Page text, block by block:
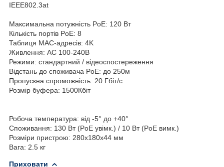
IEEE802.3at
Максимальна потужність PoE: 120 Вт
Кількість портів PoE: 8
Таблиця MAC-адресів: 4K
Живлення: AC 100-240В
Режими: стандартний / відеоспостереження
Відстань до споживача PoE: до 250м
Пропускна спроможність: 20 Гбіт/с
Розмір буфера: 1500Кбіт
Робоча температура: від -5° до +40°
Споживання: 130 Вт (PoE увімк.) / 10 Вт (PoE вимк.)
Розміри пристрою: 280x180x44 мм
Вага: 2.5 кг
Приховати